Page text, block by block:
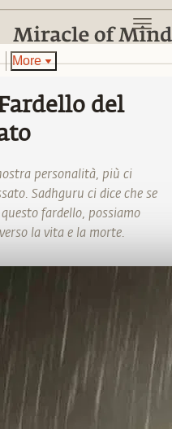
More
del
personalità, più ci
Sadhguru ci dice che se
fardello, possiamo
la vita e la morte.